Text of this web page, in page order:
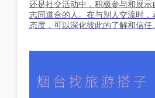
还是社交活动中，积极参与和展示
志同道合的人。在与别人交流时，
态度，可以深化彼此的了解和信任。